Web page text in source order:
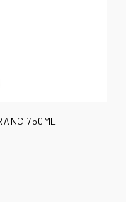
750ML